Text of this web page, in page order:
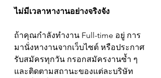
ไม่มีเวลาหางานอย่างจริงจัง
ถ้าคุณกำลังทำงาน Full-time อยู่ การ
มานั่งหางานจากเว็บไซต์ หรือประกาศ
รับสมัครทุกวัน กรอกสมัครงานซ้ำ ๆ
และติดตามสถานะของแต่ละบริษัท